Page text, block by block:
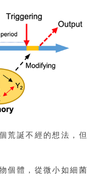
荒誕不經的想法，但
個體，從微小如細菌